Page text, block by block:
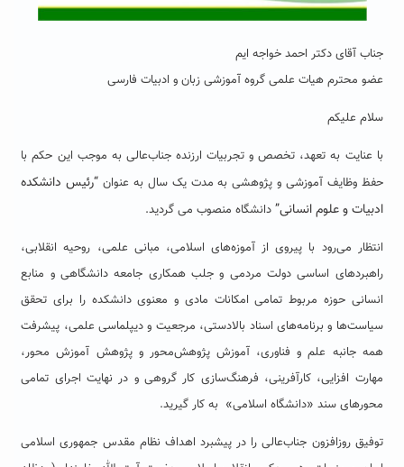
جناب آقای دکتر احمد خواجه ایم
عضو محترم هیات علمی گروه آموزشی زبان و ادبیات فارسی
سلام علیکم
با عنایت به تعهد، تخصص و تجربیات ارزنده جناب‌عالی به موجب این حکم با
حفظ وظایف آموزشی و پژوهشی به مدت یک سال به عنوان “رئیس دانشکده
ادبیات و علوم انسانی”دانشگاه منصوب می گردید.
انتظار می‌رود با پیروی از آموزه‌های اسلامی، مبانی علمی، روحیه انقلابی،
راهبردهای اساسی دولت مردمی و جلب همکاری جامعه دانشگاهی و منابع
انسانی حوزه مربوط تمامی امکانات مادی و معنوی دانشکده را برای تحقق
سیاست‌ها و برنامه‌های اسناد بالادستی، مرجعیت و دیپلماسی علمی، پیشرفت
همه جانبه علم و فناوری، آموزش پژوهش‌محور و پژوهش آموزش‌ محور،
مهارت افزایی، کارآفرینی، فرهنگ‌سازی کار گروهی و در نهایت اجرای تمامی
محورهای سند «دانشگاه اسلامی» به کار گیرید.
توفیق روزافزون جناب‌عالی را در پیشبرد اهداف نظام مقدس جمهوری اسلامی